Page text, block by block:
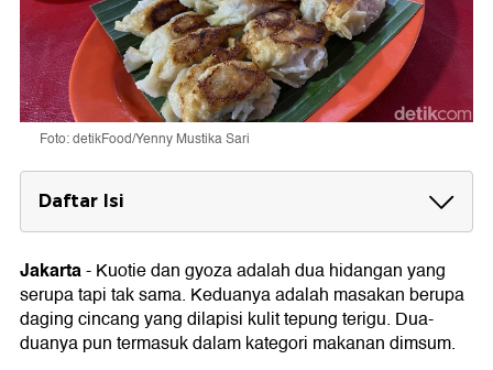
Foto: detikFood/Yenny Mustika Sari
Daftar Isi
Perbedaan Kuotie dan Gyoza
1. Asal Daerah
2. Ketebalan Kulit dan Ukuran
3. Penggunaan Saus
Jakarta-Kuotie dan gyoza adalah dua hidangan yang
serupa tapi tak sama. Keduanya adalah masakan berupa
daging cincang yang dilapisi kulit tepung terigu. Dua-
duanya pun termasuk dalam kategori makanan dimsum.